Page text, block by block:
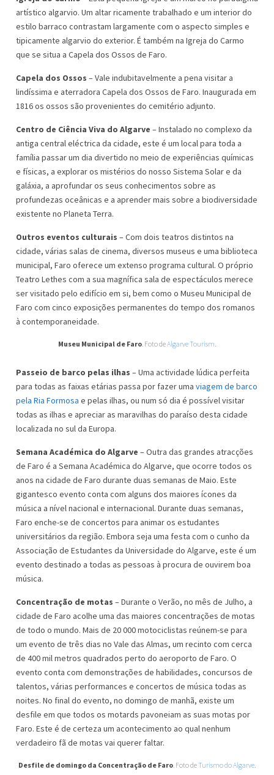
artístico algarvio. Um altar ricamente trabalhado e um interior do
estilo barraco contrastam largamente com o aspecto simples e
tipicamente algarvio do exterior. É também na Igreja do Carmo
que se situa a Capela dos Ossos de Faro.
Capela dos Ossos – Vale indubitavelmente a pena visitar a
lindíssima e aterradora Capela dos Ossos de Faro. Inaugurada em
1816 os ossos são provenientes do cemitério adjunto.
Centro de Ciência Viva do Algarve – Instalado no complexo da
antiga central eléctrica da cidade, este é um local para toda a
família passar um dia divertido no meio de experiências químicas
e físicas, a explorar os mistérios do nosso Sistema Solar e da
galáxia, a aprofundar os seus conhecimentos sobre as
profundezas oceânicas e a aprender mais sobre a biodiversidade
existente no Planeta Terra.
Outros eventos culturais – Com dois teatros distintos na
cidade, várias salas de cinema, diversos museus e uma biblioteca
municipal, Faro oferece um extenso programa cultural. O próprio
Teatro Lethes com a sua magnífica sala de espectáculos merece
ser visitado pelo edifício em si, bem como o Museu Municipal de
Faro com cinco exposições permanentes do tempo dos romanos
à contemporaneidade.
Museu Municipal de Faro . Foto deAlgarve Tourism
Passeio de barco pelas ilhas – Uma actividade lúdica perfeita
para todas as faixas etárias passa por fazer uma viagem de barco
pela Ria Formosa e pelas ilhas, ou num só dia é possível visitar
todas as ilhas e apreciar as maravilhas do paraíso desta cidade
localizada no sul da Europa.
Semana Académica do Algarve – Outra das grandes atracções
de Faro é a Semana Académica do Algarve, que ocorre todos os
anos na cidade de Faro durante duas semanas de Maio. Este
gigantesco evento conta com alguns dos maiores ícones da
música a nível nacional e internacional. Durante duas semanas,
Faro enche-se de concertos para animar os estudantes
universitários da região. Embora seja uma festa com o cunho da
Associação de Estudantes da Universidade do Algarve, este é um
evento destinado a todas as pessoas à procura de ouvirem boa
música.
Concentração de motas – Durante o Verão, no mês de Julho, a
cidade de Faro acolhe uma das maiores concentrações de motas
de todo o mundo. Mais de 20 000 motociclistas reúnem-se para
um evento de três dias no Vale das Almas, um recinto com cerca
de 400 mil metros quadrados perto do aeroporto de Faro. O
evento conta com demonstrações de habilidades, concursos de
talentos, várias performances e concertos de música todas as
noites. No final do evento, no domingo de manhã, existe um
desfile em que todos os motards pavoneiam as suas motas por
Faro. Este é de certeza um acontecimento ao qual nenhum
verdadeiro fã de motas vai querer faltar.
Desfile de domingo da Concentração de Faro . Foto de Turismo do Algarve